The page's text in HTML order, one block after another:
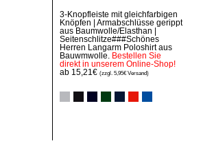
3-Knopfleiste mit gleichfarbigen
Knöpfen | Armabschlüsse gerippt
aus Baumwolle/Elasthan |
Seitenschlitze###Schönes
Herren Langarm Poloshirt aus
Bauwmwolle.
Bestellen Sie
direkt in unserem Online-Shop!
ab 15,21€ (zzgl. 5,95€ Versand)